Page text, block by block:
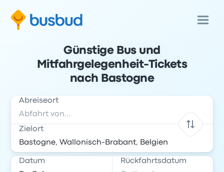
Günstige Bus und
Mitfahrgelegenheit-Tickets
nach Bastogne
Abreiseort
Zielort
Datum Rückfahrtsdatum